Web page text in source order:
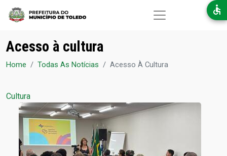
Pular para o conteúdo principal
Acesso à cultura
Home Todas As Notícias Acesso À Cultura
Cultura